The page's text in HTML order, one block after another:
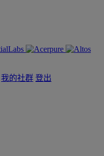
我的社群 登出